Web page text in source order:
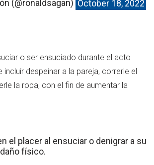
(@ronaldsagan) October 18, 2022
o ser ensuciado durante el acto
incluir despeinar a la pareja, correrle el
la ropa, con el fin de aumentar la
el placer al ensuciar o denigrar a su
físico.